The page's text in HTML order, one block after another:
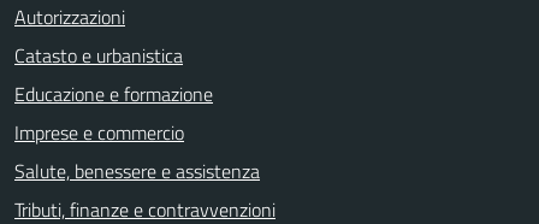
Autorizzazioni
Catasto e urbanistica
Educazione e formazione
Imprese e commercio
Salute, benessere e assistenza
Tributi, finanze e contravvenzioni